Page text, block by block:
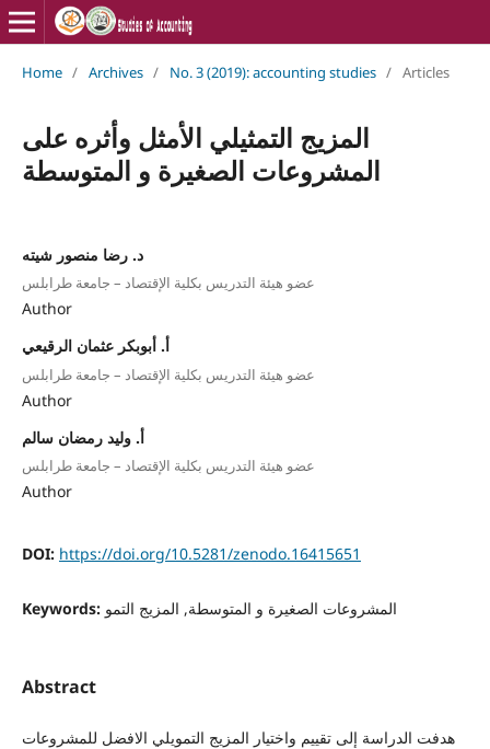
Home / Archives / No. 3 (2019): accounting studies / Articles
المزيج التمثيلي الأمثل وأثره على
المشروعات الصغيرة و المتوسطة
د. رضا منصور شيته
عضو هيئة التدريس بكلية الإقتصاد – جامعة طرابلس
Author
أ. أبوبكر عثمان الرقيعي
عضو هيئة التدريس بكلية الإقتصاد – جامعة طرابلس
Author
أ. وليد رمضان سالم
عضو هيئة التدريس بكلية الإقتصاد – جامعة طرابلس
Author
DOI: https://doi.org/10.5281/zenodo.16415651
Keywords: المشروعات الصغيرة و المتوسطة, المزيج التمو
Abstract
هدفت الدراسة إلى تقييم واختيار المزيج التمويلي الافضل للمشروعات